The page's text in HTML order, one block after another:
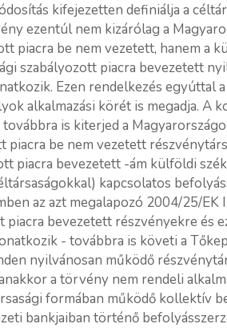
kifejezetten definiálja a
ezentúl nem kizárólag a
piacra be nem vezetett, hanem a
szabályozott piacra bevezetett
Ezen rendelkezés egyúttal a
alkalmazási körét is megadja. A
is kiterjed a
be nem vezetett
piacra bevezetett -ám külföldi
kapcsolatos
az azt megalapozó 2004/25/EK
piacra bevezetett részvényekre és
- továbbra is követi a
nyilvánosan működő
a törvény nem rendeli
formában működő kollektív
bankjaiban történő